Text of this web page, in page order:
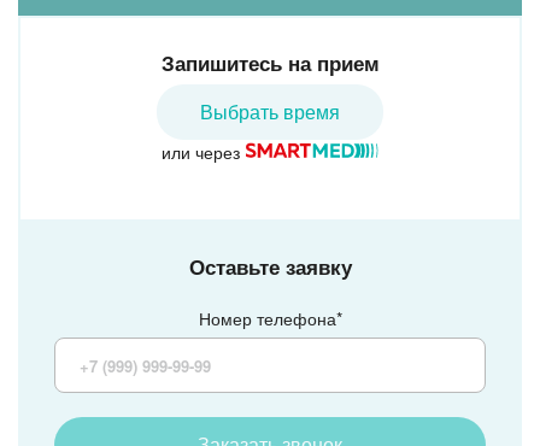
Оставьте заявку
Номер телефона*
Запишитесь на прием
Выбрать время
или через